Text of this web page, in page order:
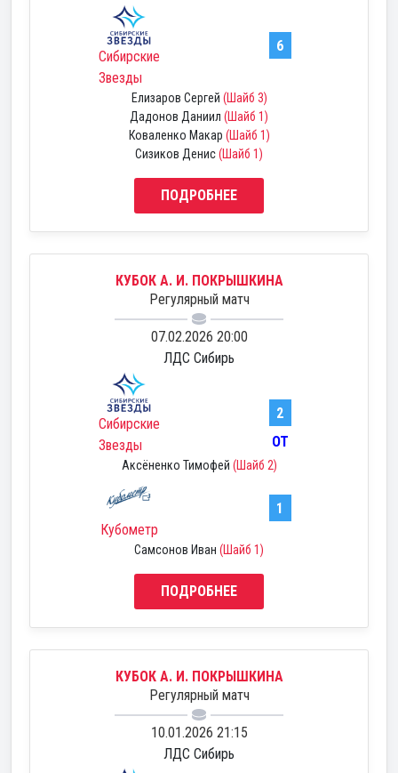
6
Сибирские
Звезды
Елизаров Сергей (Шайб 3)
Дадонов Даниил (Шайб 1)
Коваленко Макар (Шайб 1)
Сизиков Денис(Шайб 1)
ПОДРОБНЕЕ
Сибирские
Звезды
2
ОТ
Аксёненко Тимофей (Шайб 2)
КУБОК А. И. ПОКРЫШКИНА
Регулярный матч
07.02.2026 20:00
ЛДС Сибирь
1
Кубометр
Самсонов Иван (Шайб 1)
ПОДРОБНЕЕ
КУБОК А. И. ПОКРЫШКИНА
Регулярный матч
10.01.2026 21:15
ЛДС Сибирь